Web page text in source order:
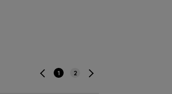
1 2